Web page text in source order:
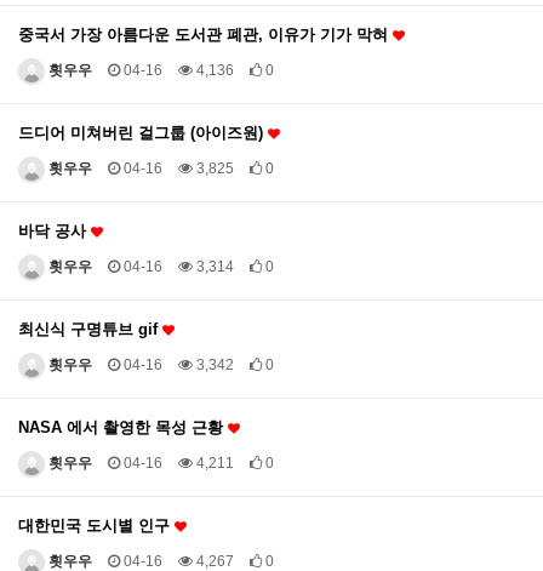
중국서 가장 아름다운 도서관 폐관, 이유가 기가 막혀
흿우우 04-16 4,136 0
드디어 미쳐버린 걸그룹 (아이즈원)
흿우우 04-16 3,825 0
바닥 공사
흿우우 04-16 3,314 0
최신식 구명튜브 gif
흿우우 04-16 3,342 0
NASA 에서 촬영한 목성 근황
흿우우 04-16 4,211 0
대한민국 도시별 인구
흿우우 04-16 4,267 0